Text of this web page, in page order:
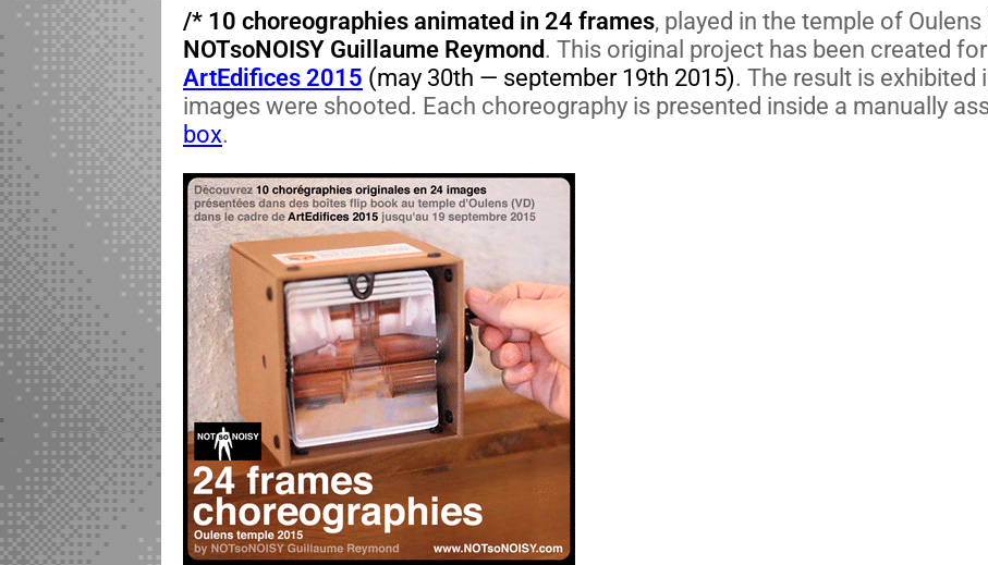
/* 10 chore­o­gra­phies ani­mat­ed in 24 frames, played in the tem­ple of
NOT­soNOISY Guil­laume Rey­mond. This orig­i­nal project has been cre­at­ed
ArtE­d­i­fices 2015 (may 30th — sep­tem­ber 19th 2015). The result is exhib­it­ed
images were shoot­ed. Each chore­og­ra­phy is pre­sent­ed inside a man­u­al­ly
box.